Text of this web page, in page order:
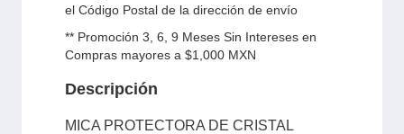
el Código Postal de la dirección de envío
** Promoción 3, 6, 9 Meses Sin Intereses en
Compras mayores a $1,000 MXN
Descripción
MICA PROTECTORA DE CRISTAL